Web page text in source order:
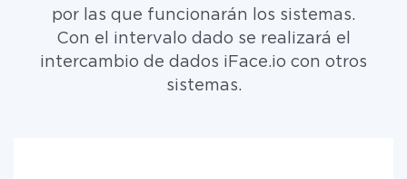
por las que funcionarán los sistemas.
Con el intervalo dado se realizará el
intercambio de dados iFace.io con otros
sistemas.